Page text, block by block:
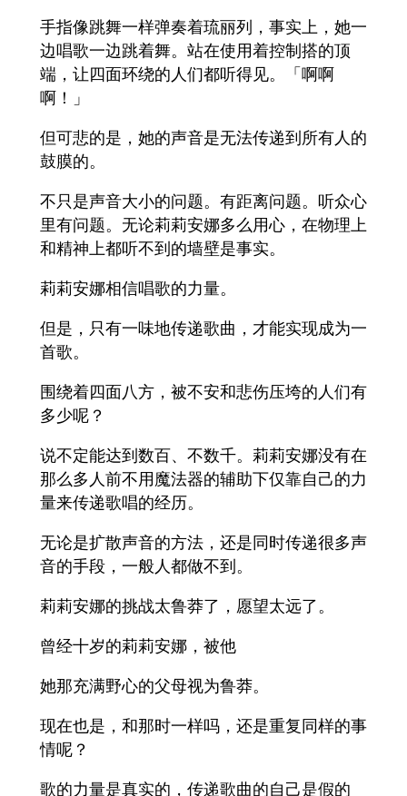
手指像跳舞一样弹奏着琉丽列，事实上，她一
边唱歌一边跳着舞。站在使用着控制搭的顶
端，让四面环绕的人们都听得见。「啊啊
啊！」
但可悲的是，她的声音是无法传递到所有人的
鼓膜的。
不只是声音大小的问题。有距离问题。听众心
里有问题。无论莉莉安娜多么用心，在物理上
和精神上都听不到的墙壁是事实。
莉莉安娜相信唱歌的力量。
但是，只有一味地传递歌曲，才能实现成为一
首歌。
围绕着四面八方，被不安和悲伤压垮的人们有
多少呢？
说不定能达到数百、不数千。莉莉安娜没有在
那么多人前不用魔法器的辅助下仅靠自己的力
量来传递歌唱的经历。
无论是扩散声音的方法，还是同时传递很多声
音的手段，一般人都做不到。
莉莉安娜的挑战太鲁莽了，愿望太远了。
曾经十岁的莉莉安娜，被他
她那充满野心的父母视为鲁莽。
现在也是，和那时一样吗，还是重复同样的事
情呢？
歌的力量是真实的，传递歌曲的自己是假的